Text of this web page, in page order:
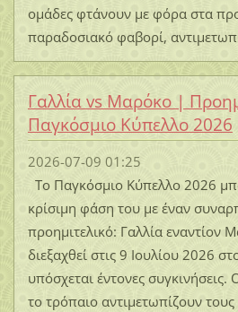
ομάδες φτάνουν με φόρα στα
παραδοσιακό φαβορί,
Γαλλία vs Μαρόκο |
Παγκόσμιο Κύπελλο 2026
2026-07-09 01:25
Το Παγκόσμιο Κύπελλο 2026
κρίσιμη φάση του με έναν
προημιτελικό: Γαλλία εναντίον
διεξαχθεί στις 9 Ιουλίου 2026
υπόσχεται έντονες συγκινήσεις.
το τρόπαιο αντιμετωπίζουν τους